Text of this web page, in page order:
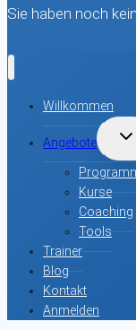
Sie haben noch
Willkommen
Angebote
Kurse
Coaching
Tools
Trainer
Blog
Kontakt
Anmelden